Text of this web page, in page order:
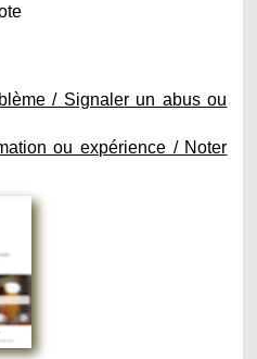
/ Signaler un abus ou
ou expérience / Noter